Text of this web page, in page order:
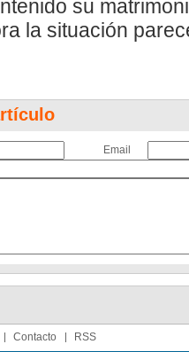
su
la situación
Email
Contacto RSS